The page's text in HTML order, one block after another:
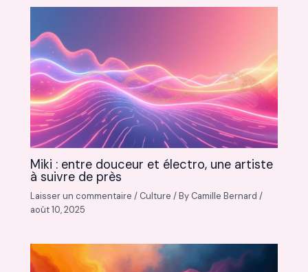
Miki : entre douceur et électro, une artiste
à suivre de près
Laisser un commentaire / Culture / By Camille Bernard/
août 10, 2025